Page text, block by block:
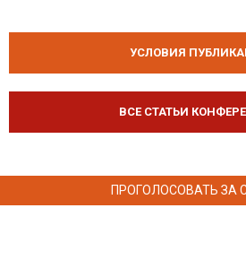
УСЛОВИЯ
ВСЕ СТАТЬИ
ПРОГОЛОСОВАТЬ ЗА